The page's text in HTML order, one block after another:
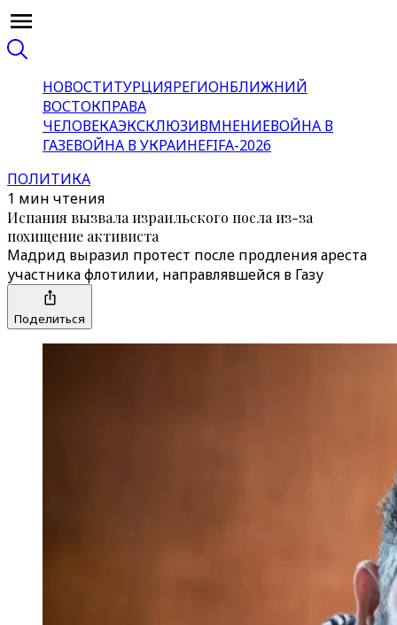
НОВОСТИТУРЦИЯРЕГИОНБЛИЖНИЙ
ВОСТОКПРАВА
ЧЕЛОВЕКАЭКСКЛЮЗИВМНЕНИЕВОЙНА В
ГАЗЕВОЙНА В УКРАИНЕFIFA-2026
ПОЛИТИКА
1 мин чтения
Испания вызвала израильского посла из-за
похищение активиста
Мадрид выразил протест после продления ареста
участника флотилии, направлявшейся в Газу
Поделиться